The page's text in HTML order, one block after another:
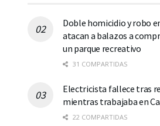
Doble homicidio y robo
atacan a balazos a
un parque recreativo
31 COMPARTIDAS
Electricista fallece tras
mientras trabajaba en
22 COMPARTIDAS